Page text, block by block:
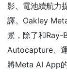
影、電池續航力
譯。Oakley
景，除了和Ray-
Autocapture、
將Meta AI App